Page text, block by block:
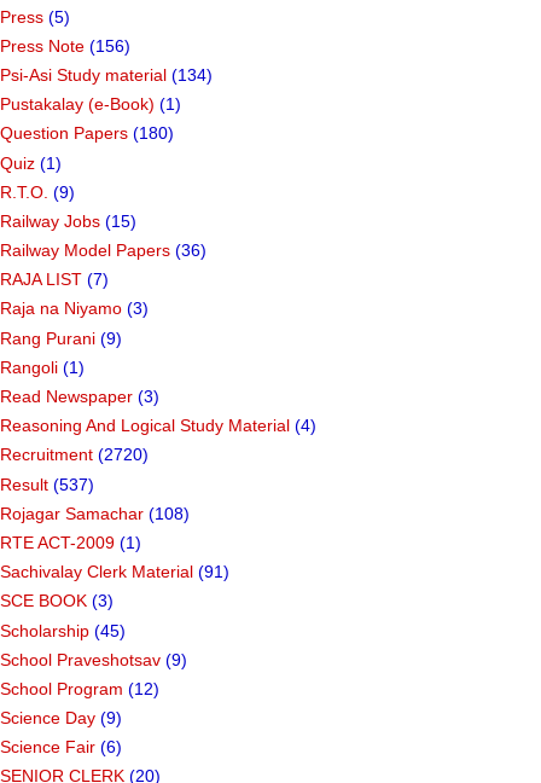
Press (5)
Press Note (156)
Psi-Asi Study material (134)
Pustakalay (e-Book) (1)
Question Papers (180)
Quiz (1)
R.T.O. (9)
Railway Jobs (15)
Railway Model Papers (36)
RAJA LIST (7)
Raja na Niyamo (3)
Rang Purani (9)
Rangoli (1)
Read Newspaper (3)
Reasoning And Logical Study Material (4)
Recruitment (2720)
Result (537)
Rojagar Samachar (108)
RTE ACT-2009 (1)
Sachivalay Clerk Material (91)
SCE BOOK (3)
Scholarship (45)
School Praveshotsav (9)
School Program (12)
Science Day (9)
Science Fair (6)
SENIOR CLERK (20)